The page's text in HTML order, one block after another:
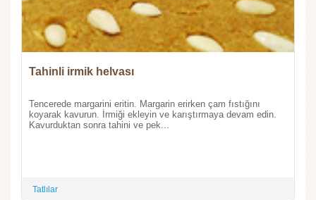
Tahinli irmik helvası
Tencerede margarini eritin. Margarin erirken çam fıstığını
koyarak kavurun. İrmiği ekleyin ve karıştırmaya devam edin.
Kavurduktan sonra tahini ve pek...
Tatlılar